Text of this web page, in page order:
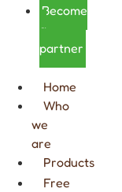
Become
a
partner
Home
Who
we
are
Products
Free